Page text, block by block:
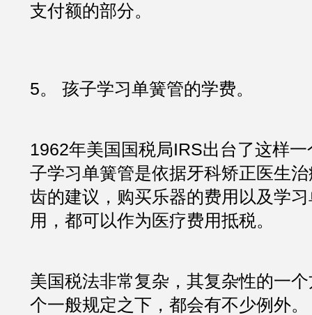
支付额的部分。
5。 孩子学习单簧管的学费。
1962年美国国税局IRS出台了这样
子学习单簧管是依据牙科矫正医生治
齿的建议，购买乐器的费用以及学
用，都可以作为医疗费用抵税。
美国税法非常复杂，其复杂性的一
个一般规定之下，都会有不少例外。